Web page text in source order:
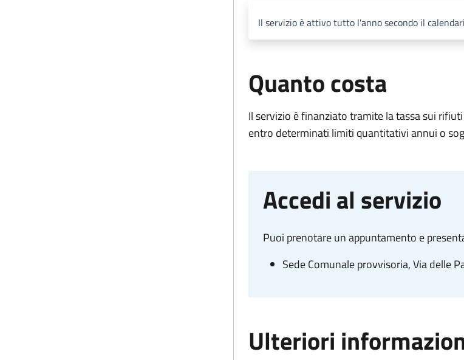
Il servizio è attivo tutto l'anno secondo il
Quanto costa
Il servizio è finanziato tramite la tassa sui
entro determinati limiti quantitativi annui o
Accedi al servizio
Puoi prenotare un appuntamento e
Sede Comunale provvisoria, Via delle
Ulteriori